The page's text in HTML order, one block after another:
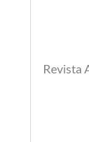
Revista